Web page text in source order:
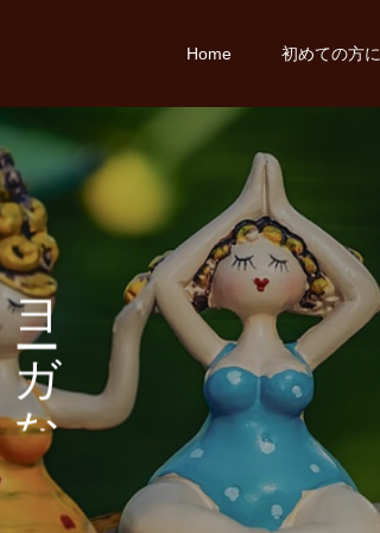
Home 初めての方に
ヨ
ガ
な